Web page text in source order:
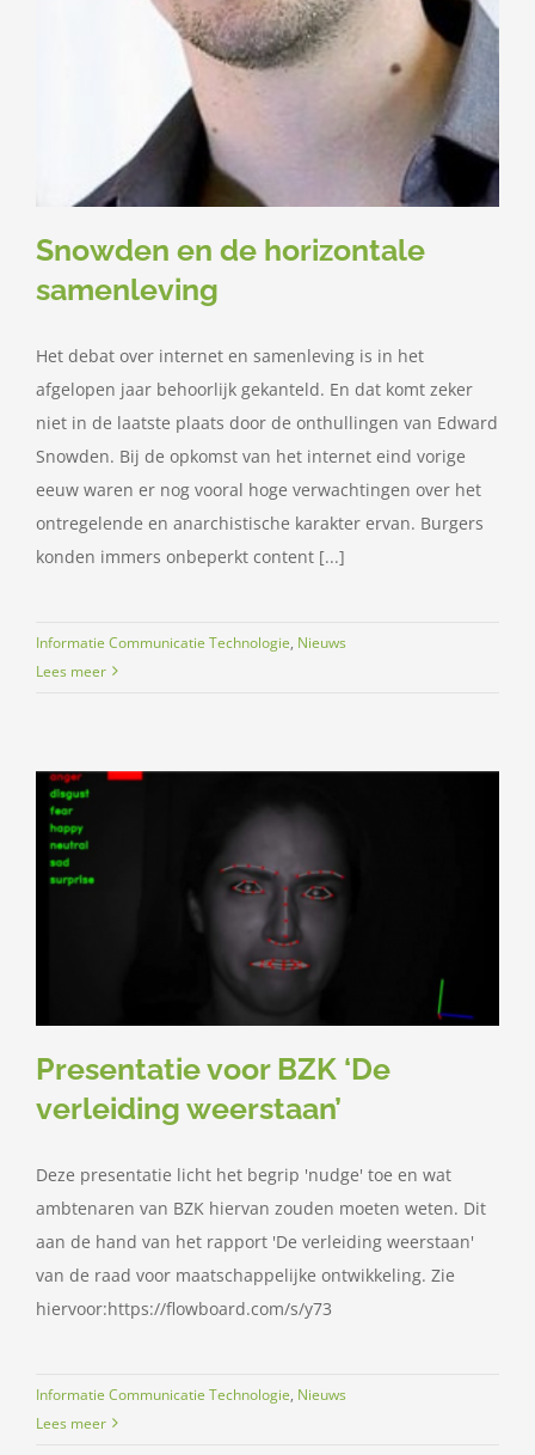
Snowden en de horizontale
samenleving
Het debat over internet en samenleving is in het
afgelopen jaar behoorlijk gekanteld. En dat komt zeker
niet in de laatste plaats door de onthullingen van Edward
Snowden. Bij de opkomst van het internet eind vorige
eeuw waren er nog vooral hoge verwachtingen over het
ontregelende en anarchistische karakter ervan. Burgers
konden immers onbeperkt content [...]
Informatie Communicatie Technologie, Nieuws
Lees meer
Presentatie voor BZK ‘De
verleiding weerstaan’
Deze presentatie licht het begrip 'nudge' toe en wat
ambtenaren van BZK hiervan zouden moeten weten. Dit
aan de hand van het rapport 'De verleiding weerstaan'
van de raad voor maatschappelijke ontwikkeling. Zie
hiervoor:https://flowboard.com/s/y73
Informatie Communicatie Technologie, Nieuws
Lees meer